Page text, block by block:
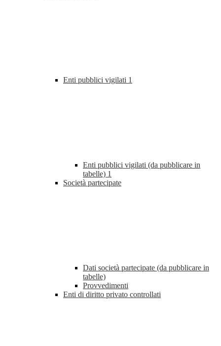
Enti pubblici vigilati 1
Enti pubblici vigilati (da pubblicare in
tabelle) 1
Società partecipate
Dati società partecipate (da pubblicare in
tabelle)
Provvedimenti
Enti di diritto privato controllati